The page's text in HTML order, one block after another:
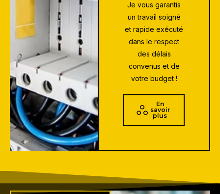
Je vous garantis
un travail soigné
et rapide exécuté
dans le respect
des délais
convenus et de
votre budget !
En
savoir
plus